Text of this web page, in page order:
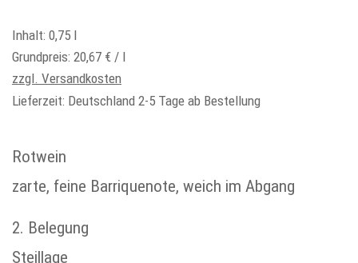
Inhalt: 0,75 l
Grundpreis: 20,67 € / l
zzgl. Versandkosten
Lieferzeit: Deutschland 2-5 Tage ab Bestellung
Rotwein
zarte, feine Barriquenote, weich im Abgang
2. Belegung
Steillage